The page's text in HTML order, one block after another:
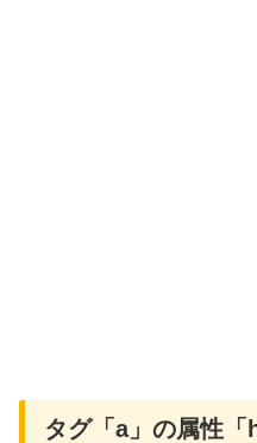
タグ「a」の属性